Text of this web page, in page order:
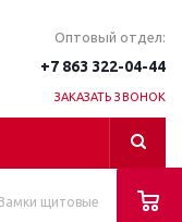
Оптовый отдел:
+7 863 322-04-44
ЗАКАЗАТЬ ЗВОНОК
Замки щитовые